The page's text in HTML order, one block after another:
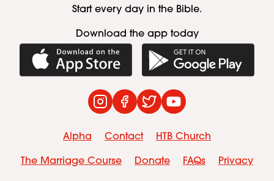
Start every day in the Bible.
Download the app today
Download on the App Store
InstagramFacebook
TwitterYouTube
Alpha Contact
HTB Church
The Marriage Course
Donate FAQs
Privacy